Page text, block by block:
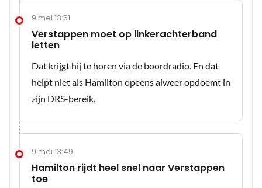
9 mei 13:51
Verstappen moet op linkerachterband
letten
Dat krijgt hij te horen via de boordradio. En dat
helpt niet als Hamilton opeens alweer opdoemt in
zijn DRS-bereik.
9 mei 13:49
Hamilton rijdt heel snel naar Verstappen
toe